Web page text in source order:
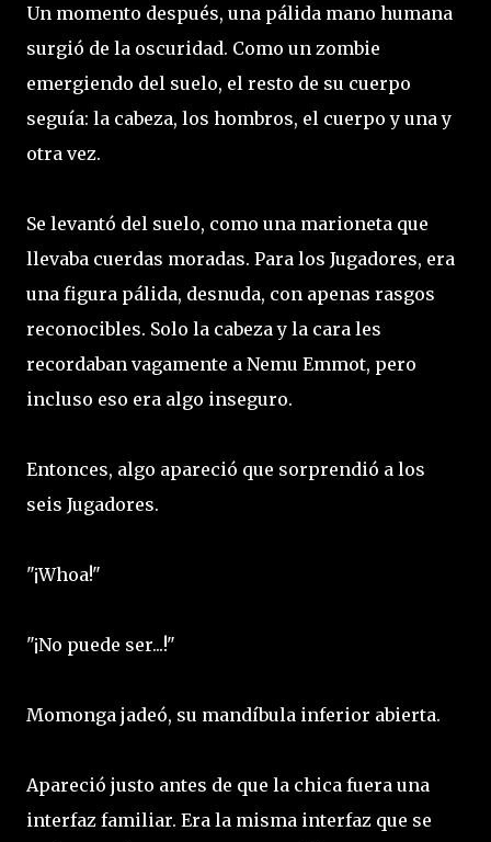
Un momento después, una pálida mano humana
surgió de la oscuridad. Como un zombie
emergiendo del suelo, el resto de su cuerpo
seguía: la cabeza, los hombros, el cuerpo y una y
otra vez.
Se levantó del suelo, como una marioneta que
llevaba cuerdas moradas. Para los Jugadores, era
una figura pálida, desnuda, con apenas rasgos
reconocibles. Solo la cabeza y la cara les
recordaban vagamente a Nemu Emmot, pero
incluso eso era algo inseguro.
Entonces, algo apareció que sorprendió a los
seis Jugadores.
"¡Whoa!"
"¡No puede ser...!"
Momonga jadeó, su mandíbula inferior abierta.
Apareció justo antes de que la chica fuera una
interfaz familiar. Era la misma interfaz que se